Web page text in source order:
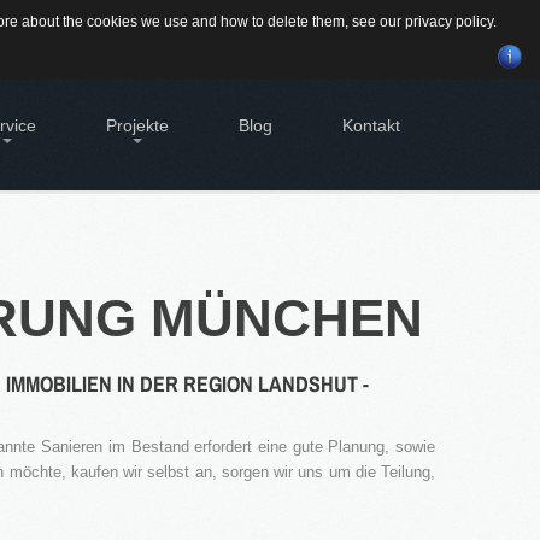
Suchen
GEWINNBRINGENDE
IDEENFÜR DEN
IMMOBILIENVERKAUF
History
zur Hausverwaltung
eine denkmalgeschützte
verkaufen?
ein Grundstück verkaufen?
Projekte Blog Kontakt
MÜNCHEN
IN DER REGION LANDSHUT -
Sanieren im Bestand erfordert eine gute Planung, sowie
kaufen wir selbst an, sorgen wir uns um die Teilung,
about the cookies we use and how to delete them, see our privacy policy.